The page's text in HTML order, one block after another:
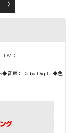
[DVD]
9◆音声：Dolby Digital◆色：カ